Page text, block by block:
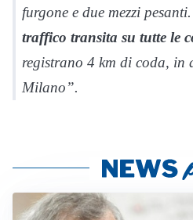
furgone e due mezzi
traffico transita su tutte le
registrano 4 km di coda, in
Milano”.